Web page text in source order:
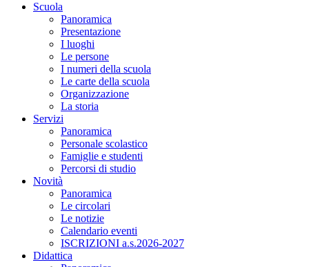
Scuola
Panoramica
Presentazione
I luoghi
Le persone
I numeri della scuola
Le carte della scuola
Organizzazione
La storia
Servizi
Panoramica
Personale scolastico
Famiglie e studenti
Percorsi di studio
Novità
Panoramica
Le circolari
Le notizie
Calendario eventi
ISCRIZIONI a.s.2026-2027
Didattica